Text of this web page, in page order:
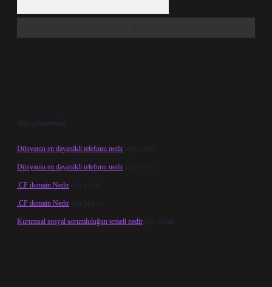
Son yorumlar
Dünyanin en dayanikli telefonu nedir için admin
Dünyanin en dayanikli telefonu nedir için Cesur
.CF domain Nedir için admin
.CF domain Nedir için Merve
Kurumsal sosyal sorumluluğun temeli nedir için admin